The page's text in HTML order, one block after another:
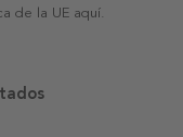
de la UE aquí.